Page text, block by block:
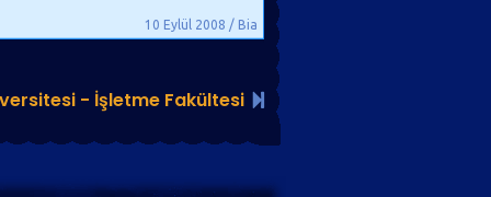
10 Eylül 2008 / Bia
- İşletme Fakültesi